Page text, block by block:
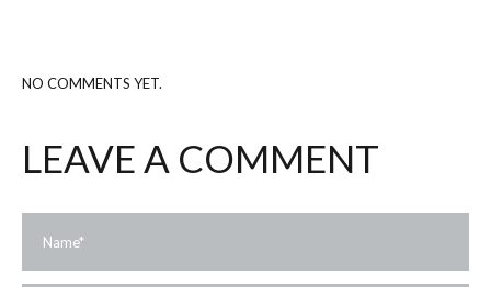
NO COMMENTS YET.
LEAVE A COMMENT